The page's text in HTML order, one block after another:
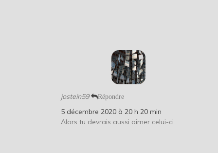
jostein59 Répondre
5 décembre 2020 à 20 h 20 min
Alors tu devrais aussi aimer celui-ci